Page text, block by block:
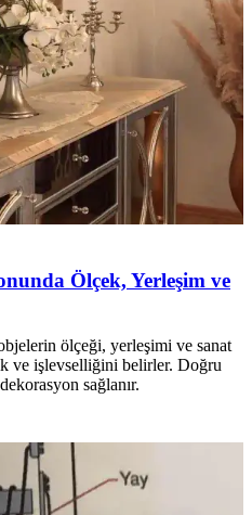
Ölçek, Yerleşim ve
ölçeği, yerleşimi ve sanat
ve işlevselliğini belirler. Doğru
sağlanır.